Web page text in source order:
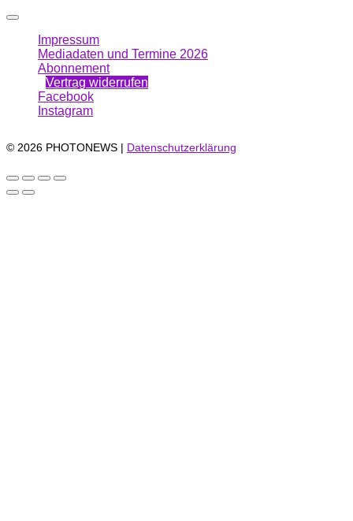
Impressum
Mediadaten und Termine 2026
Abonnement
Vertrag widerrufen
Facebook
Instagram
© 2026 PHOTONEWS | Datenschutzerklärung